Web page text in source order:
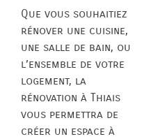
Que vous souhaitiez
rénover une cuisine,
une salle de bain, ou
l’ensemble de votre
logement, la
rénovation à Thiais
vous permettra de
créer un espace à